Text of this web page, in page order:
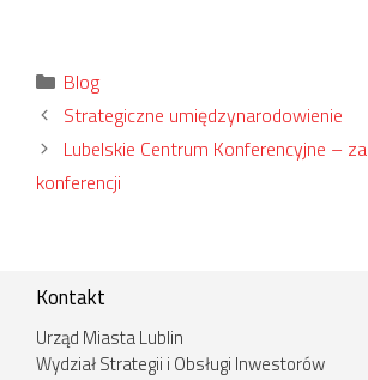
Kategorie
Blog
Strategiczne umiędzynarodowienie
Lubelskie Centrum Konferencyjne –
konferencji
Kontakt
Urząd Miasta Lublin
Wydział Strategii i Obsługi Inwestorów